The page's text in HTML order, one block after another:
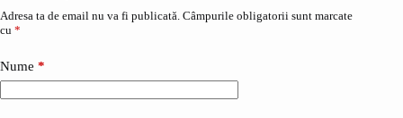
Adresa ta de email nu va fi publicată. Câmpurile obligatorii sunt marcate
cu *
Nume *